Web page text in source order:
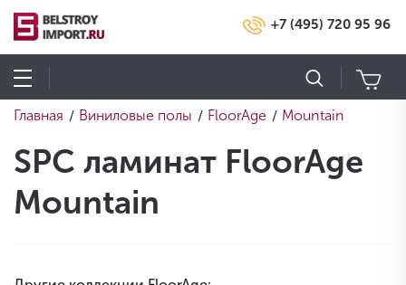
+7 (495) 720 95 96
Главная / Виниловые полы / FloorAge / Mountain
SPC ламинат FloorAge
Mountain